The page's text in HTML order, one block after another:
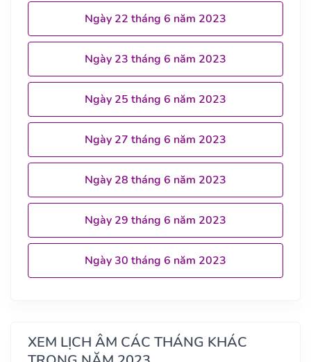
Ngày 22 tháng 6 năm 2023
Ngày 23 tháng 6 năm 2023
Ngày 25 tháng 6 năm 2023
Ngày 27 tháng 6 năm 2023
Ngày 28 tháng 6 năm 2023
Ngày 29 tháng 6 năm 2023
Ngày 30 tháng 6 năm 2023
XEM LỊCH ÂM CÁC THÁNG KHÁC